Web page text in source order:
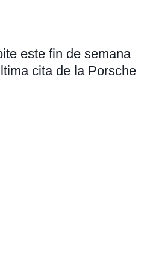
este fin de semana
cita de la Porsche